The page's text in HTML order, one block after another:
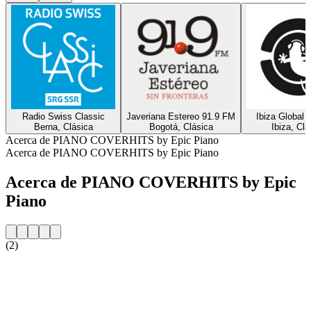
Radio Swiss Classic
Berna, Clásica
Javeriana Estereo 91.9 FM
Bogotá, Clásica
Ibiza Global
Ibiza,
Acerca de PIANO COVERHITS by Epic Piano
Acerca de PIANO COVERHITS by Epic Piano
Acerca de PIANO COVERHITS by Epic
Piano
(2)